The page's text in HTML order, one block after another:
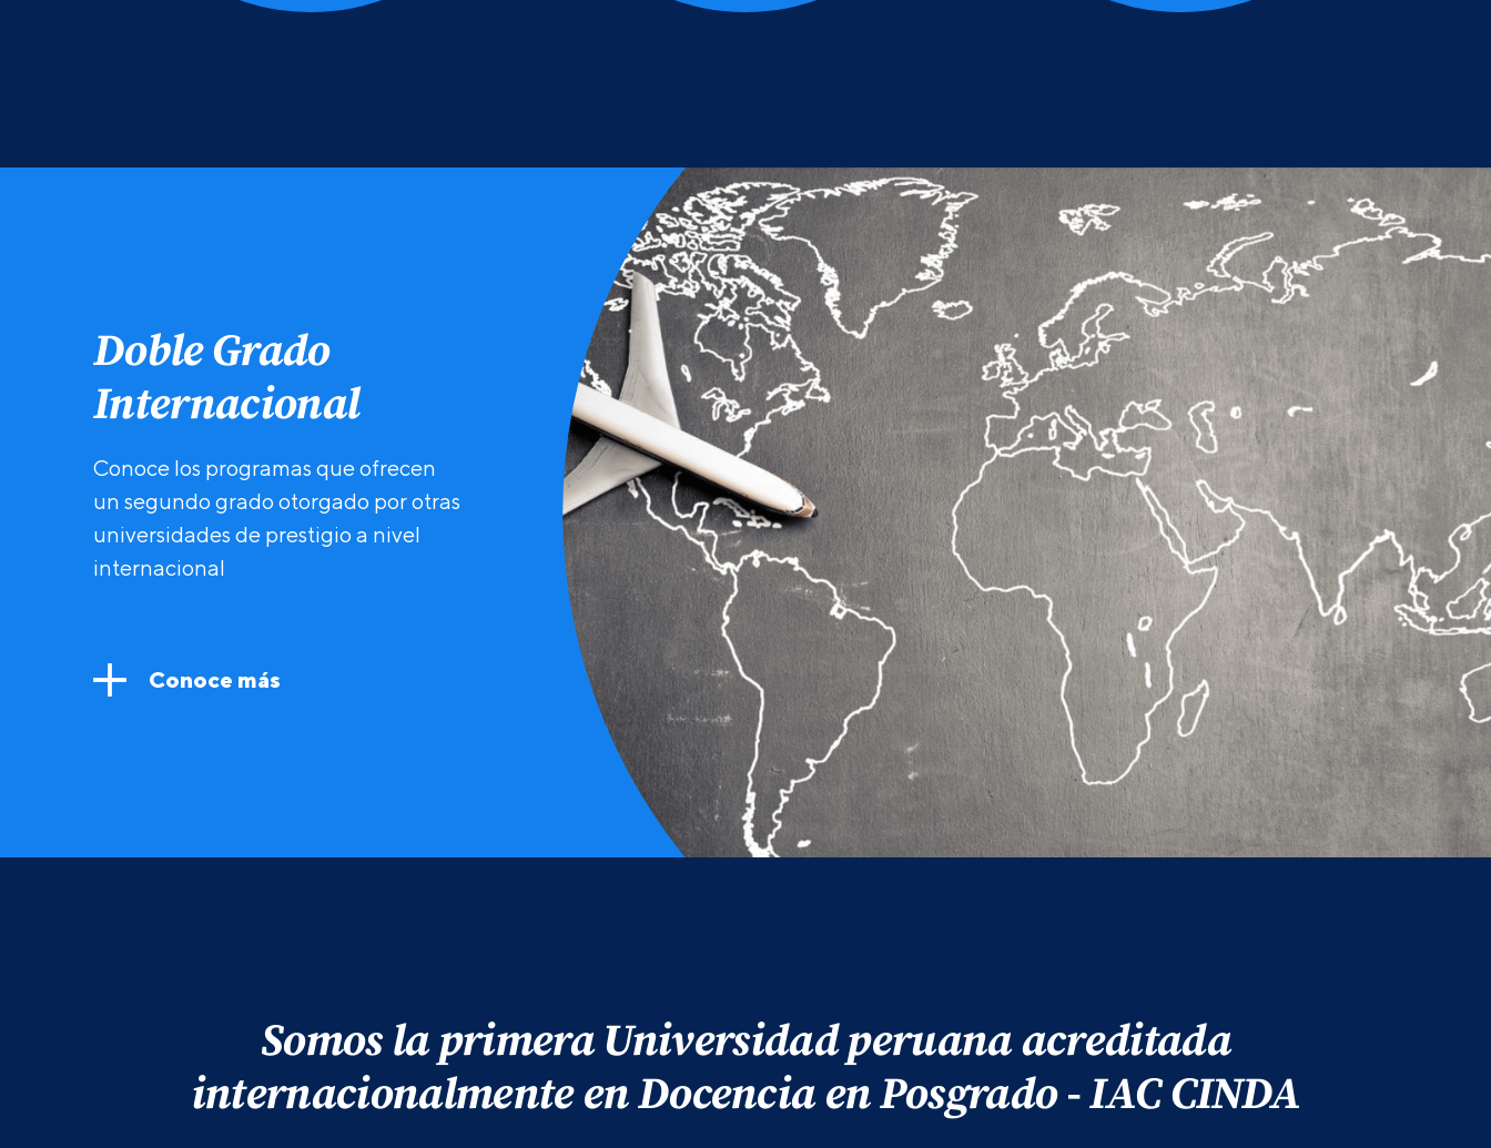
Doble Grado
Internacional
Conoce los programas que ofrecen
un segundo grado otorgado por otras
universidades de prestigio a nivel
internacional
Conoce más
Somos la primera Universidad peruana acreditada
internacionalmente en Docencia en Posgrado - IAC CINDA